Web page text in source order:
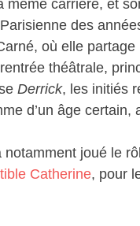
même carrière, et
des
où elle
théâtrale,
Derrick, les initiés
d’un âge certain,
joué le
Catherine, pour